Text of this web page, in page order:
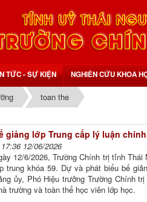
TỨC - SỰ KIỆN NGHIÊN CỨU KHOA
toan the
giảng lớp Trung cấp lý luận
17:36 12/06/2026
12/6/2026, Trường Chính trị tỉnh
trung khóa 59. Dự và phát biểu bế
ủy, Phó Hiệu trưởng Trường Chính
trường và toàn thể học viên lớp học.